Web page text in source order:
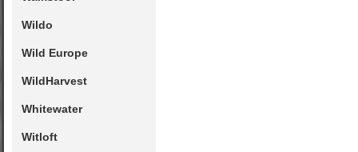
Wildo
Wild Europe
WildHarvest
Whitewater
Witloft